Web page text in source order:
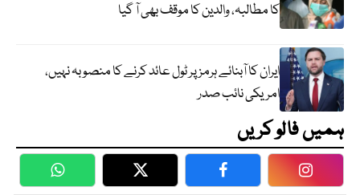
کا مطالبہ، والدین کا موقف بھی آ گیا
ایران کا آبنائے ہرمز پر ٹول عائد کرنے کا منصوبہ نہیں،
امریکی نائب صدر
ہمیں فالو کریں
WhatsApp Twitter Facebook